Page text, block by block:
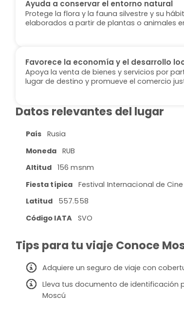
Ayuda a conservar el entorno natural
Protege la flora y la fauna silvestre y su
elaborados a partir de plantas o animales
Favorece la economía y el desarrollo
Apoya la venta de bienes y servicios por
lugar de destino y promueve el comercio
Datos relevantes del lugar
País Rusia
Moneda RUB
Altitud
156 msnm
Fiesta típica Festival Internacional de
Latitud
557.558
Código IATA
SVO
Tips para tu viaje Conoce
Adquiere un seguro de viaje con
Lleva tus documento de identificación
Moscú